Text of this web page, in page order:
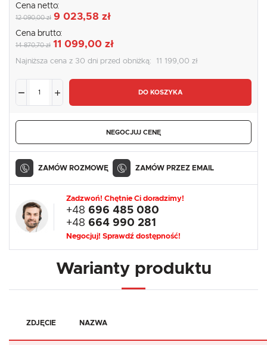
Cena netto:
12 090,00 zł 9 023,58 zł
Cena brutto:
14 870,70 zł 11 099,00 zł
Najniższa cena z 30 dni przed obniżką: 11 199,00 zł
DO KOSZYKA
NEGOCJUJ CENĘ
ZAMÓW ROZMOWĘ ZAMÓW PRZEZ EMAIL
Zadzwoń! Chętnie Ci doradzimy!
+48 696 485 080
+48 664 990 281
Negocjuj! Sprawdź dostępność!
Warianty produktu
ZDJĘCIE NAZWA